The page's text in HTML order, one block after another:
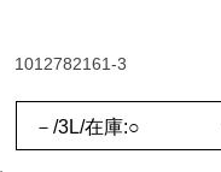
1012782161-3